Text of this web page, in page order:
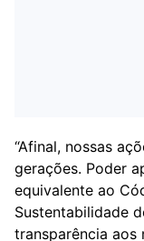
“Afinal, nossas
gerações. Poder
equivalente ao
Sustentabilidade
transparência aos